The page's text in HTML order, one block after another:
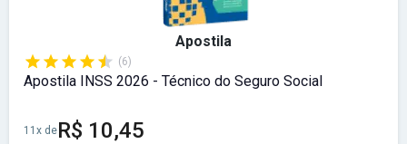
Apostila
(6)
Apostila INSS 2026 - Técnico do Seguro Social
11x deR$ 10,45